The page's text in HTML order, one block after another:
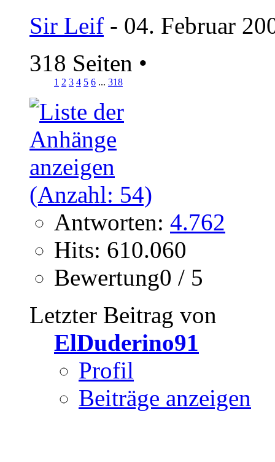
Sir Leif - 04. Februar
318 Seiten •
1 2 3 4 5 6 ... 318
Antworten: 4.762
Hits: 610.060
Bewertung0 / 5
Letzter Beitrag von
ElDuderino91
Profil
Beiträge anzeigen